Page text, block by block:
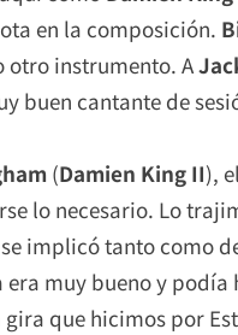
en la composición.
otro instrumento. A
buen cantante de
(Damien King II),
lo necesario. Lo
implicó tanto como
muy bueno y podía
que hicimos por